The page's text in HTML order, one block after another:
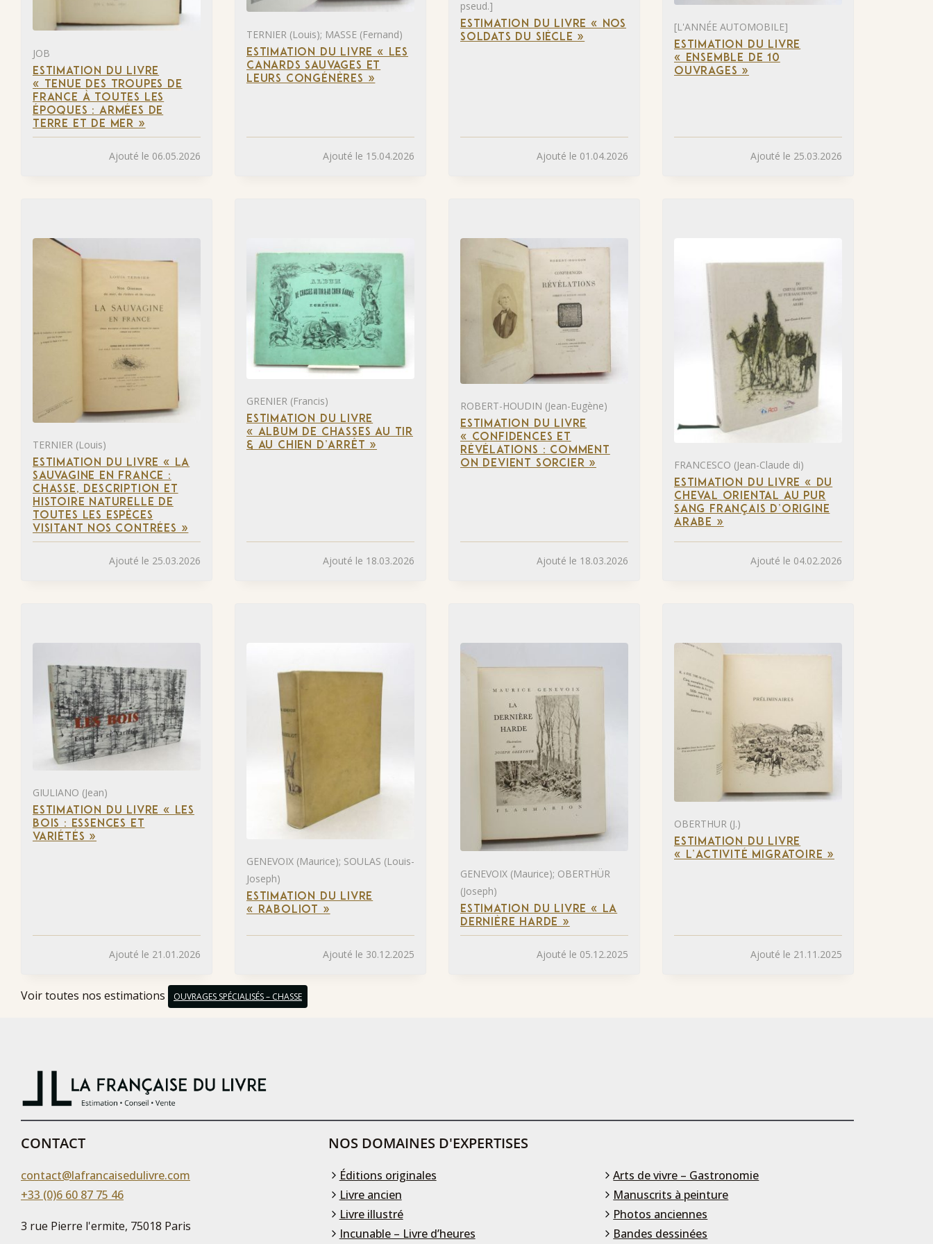
JOB
ESTIMATION DU LIVRE
« TENUE DES TROUPES DE
FRANCE À TOUTES LES
ÉPOQUES : ARMÉES DE
TERRE ET DE MER »
Ajouté le 06.05.2026
TERNIER (Louis); MASSE (Fernand)
ESTIMATION DU LIVRE « LES
CANARDS SAUVAGES ET
LEURS CONGÉNÈRES »
Ajouté le 15.04.2026
pseud.]
ESTIMATION DU LIVRE « NOS
SOLDATS DU SIÈCLE »
Ajouté le 01.04.2026
[L'ANNÉE AUTOMOBILE]
ESTIMATION DU LIVRE
« ENSEMBLE DE 10
OUVRAGES »
Ajouté le 25.03.2026
TERNIER (Louis)
ESTIMATION DU LIVRE « LA
SAUVAGINE EN FRANCE :
CHASSE, DESCRIPTION ET
HISTOIRE NATURELLE DE
TOUTES LES ESPÈCES
VISITANT NOS CONTRÉES »
Ajouté le 25.03.2026
GRENIER (Francis)
ESTIMATION DU LIVRE
« ALBUM DE CHASSES AU TIR
& AU CHIEN D’ARRÊT »
Ajouté le 18.03.2026
ROBERT-HOUDIN (Jean-Eugène)
ESTIMATION DU LIVRE
« CONFIDENCES ET
RÉVÉLATIONS : COMMENT
ON DEVIENT SORCIER »
Ajouté le 18.03.2026
FRANCESCO (Jean-Claude di)
ESTIMATION DU LIVRE « DU
CHEVAL ORIENTAL AU PUR
SANG FRANÇAIS D’ORIGINE
ARABE »
Ajouté le 04.02.2026
GIULIANO (Jean)
ESTIMATION DU LIVRE « LES
BOIS : ESSENCES ET
VARIÉTÉS »
Ajouté le 21.01.2026
GENEVOIX (Maurice); SOULAS (Louis-
Joseph)
ESTIMATION DU LIVRE
« RABOLIOT »
Ajouté le 30.12.2025
GENEVOIX (Maurice); OBERTHÜR
(Joseph)
ESTIMATION DU LIVRE « LA
DERNIÈRE HARDE »
Ajouté le 05.12.2025
OBERTHUR (J.)
ESTIMATION DU LIVRE
« L’ACTIVITÉ MIGRATOIRE »
Ajouté le 21.11.2025
Voir toutes nos estimations OUVRAGES SPÉCIALISÉS – CHASSE
CONTACT
contact@lafrancaisedulivre.com
+33 (0)6 60 87 75 46
3 rue Pierre l'ermite, 75018 Paris
NOS DOMAINES D'EXPERTISES
Éditions originales
Livre ancien
Livre illustré
Incunable – Livre d’heures
Arts de vivre – Gastronomie
Manuscrits à peinture
Photos anciennes
Bandes dessinées